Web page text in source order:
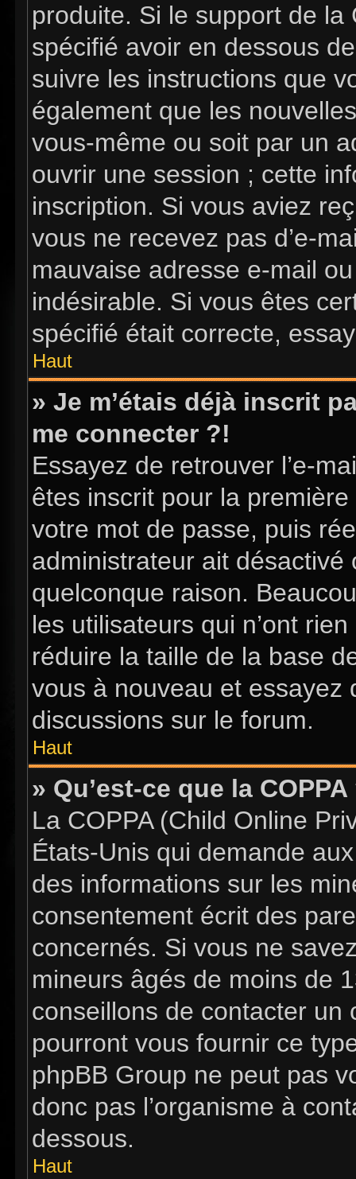
produite. Si le support de la
spécifié avoir en dessous
suivre les instructions que
également que les
vous-même ou soit par un
ouvrir une session ; cette
inscription. Si vous aviez
vous ne recevez pas d’e-
mauvaise adresse e-mail
indésirable. Si vous êtes
spécifié était correcte,
Haut
» Je m’étais déjà inscrit
me connecter ?!
Essayez de retrouver l’e-
êtes inscrit pour la
votre mot de passe, puis
administrateur ait
quelconque raison.
les utilisateurs qui n’ont
réduire la taille de la base
vous à nouveau et essayez
discussions sur le forum.
Haut
» Qu’est-ce que la COPPA
La COPPA (Child Online
États-Unis qui demande
des informations sur les
consentement écrit des
concernés. Si vous ne
mineurs âgés de moins de
conseillons de contacter un
pourront vous fournir ce
phpBB Group ne peut pas
donc pas l’organisme à
dessous.
Haut